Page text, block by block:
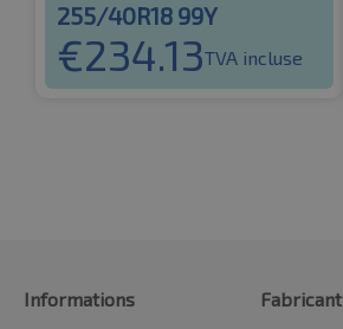
255/40R18 99Y
€234.13TVA incluse
Informations
Fabricant